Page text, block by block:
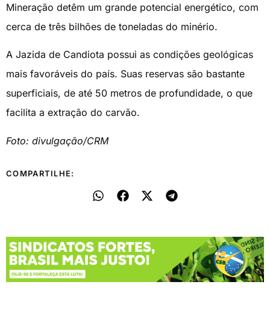
Mineração detêm um grande potencial energético, com
cerca de três bilhões de toneladas do minério.
A Jazida de Candiota possui as condições geológicas
mais favoráveis do país. Suas reservas são bastante
superficiais, de até 50 metros de profundidade, o que
facilita a extração do carvão.
Foto: divulgação/CRM
COMPARTILHE: